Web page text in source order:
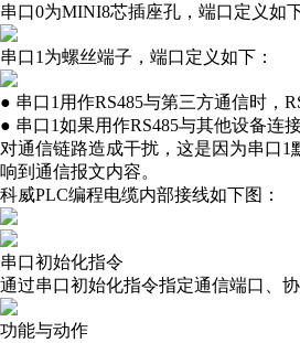
串口0为MINI8芯插座孔，端口定义如
串口1为螺丝端子，端口定义如下：
● 串口1用作RS485与第三方通信时，
● 串口1如果用作RS485与其他设备连
对通信链路造成干扰，这是因为串口1
响到通信报文内容。
科威PLC编程电缆内部接线如下图：
串口初始化指令
通过串口初始化指令指定通信端口、
功能与动作